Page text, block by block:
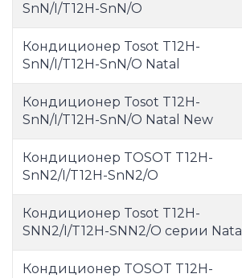
SnN/I/T12H-SnN/O
Кондиционер Tosot T12H-
SnN/I/T12H-SnN/O Natal
Кондиционер Tosot T12H-
SnN/I/T12H-SnN/O Natal New
Кондиционер TOSOT T12H-
SnN2/I/T12H-SnN2/O
Кондиционер Tosot T12H-
SNN2/I/T12H-SNN2/O серии Natal
Кондиционер TOSOT T12H-